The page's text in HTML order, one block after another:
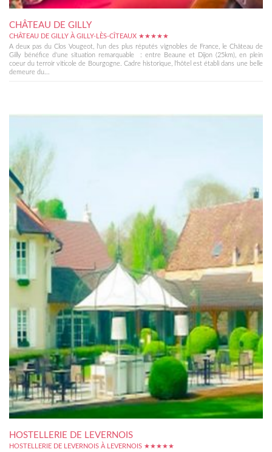
CHÂTEAU DE GILLY
CHÂTEAU DE GILLY À GILLY-LÈS-CÎTEAUX ★★★★★
A deux pas du Clos Vougeot, l'un des plus réputés vignobles de France, le Château de
Gilly bénéfice d'une situation remarquable : entre Beaune et Dijon (25km), en plein
coeur du terroir viticole de Bourgogne. Cadre historique, l'hôtel est établi dans une belle
demeure du...
HOSTELLERIE DE LEVERNOIS
HOSTELLERIE DE LEVERNOIS À LEVERNOIS ★★★★★